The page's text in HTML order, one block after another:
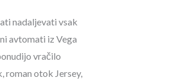
nadaljevati vsak
avtomati iz Vega
vračilo
roman otok Jersey,